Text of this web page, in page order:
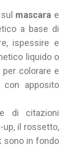
mascara e
a base di
ispessire e
liquido o
colorare e
con apposito
di citazioni
il rossetto,
sono in fondo